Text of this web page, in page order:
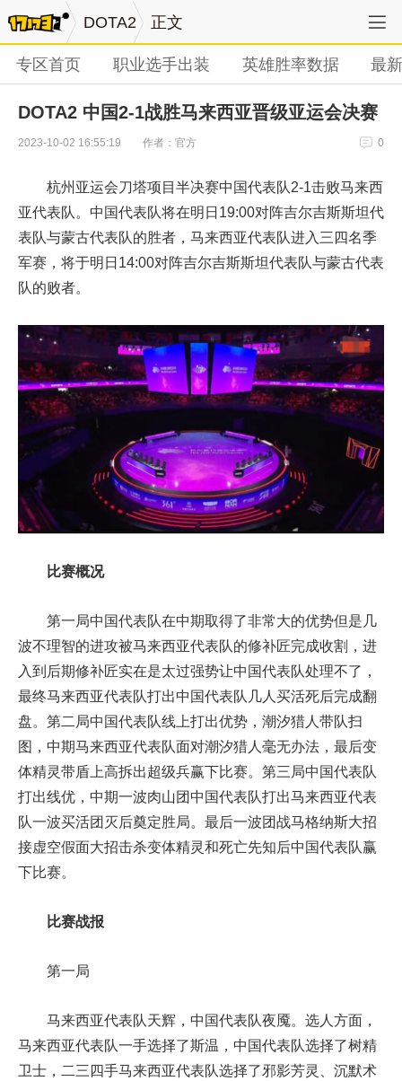
DOTA2 正文
专区首页 职业选手出装 英雄胜率数据 最
DOTA2 中国2-1战胜马来西亚晋级亚运会决赛
2023-10-02 16:55:19 作者：官方 0
杭州亚运会刀塔项目半决赛中国代表队2-1击败马来西
亚代表队。中国代表队将在明日19:00对阵吉尔吉斯斯坦代
表队与蒙古代表队的胜者，马来西亚代表队进入三四名季
军赛，将于明日14:00对阵吉尔吉斯斯坦代表队与蒙古代表
队的败者。
比赛概况
第一局中国代表队在中期取得了非常大的优势但是几
波不理智的进攻被马来西亚代表队的修补匠完成收割，进
入到后期修补匠实在是太过强势让中国代表队处理不了，
最终马来西亚代表队打出中国代表队几人买活死后完成翻
盘。第二局中国代表队线上打出优势，潮汐猎人带队扫
图，中期马来西亚代表队面对潮汐猎人毫无办法，最后变
体精灵带盾上高拆出超级兵赢下比赛。第三局中国代表队
打出线优，中期一波肉山团中国代表队打出马来西亚代表
队一波买活团灭后奠定胜局。最后一波团战马格纳斯大招
接虚空假面大招击杀变体精灵和死亡先知后中国代表队赢
下比赛。
比赛战报
第一局
马来西亚代表队天辉，中国代表队夜魇。选人方面，
马来西亚代表队一手选择了斯温，中国代表队选择了树精
卫士，二三四手马来西亚代表队选择了邪影芳灵、沉默术